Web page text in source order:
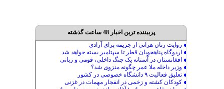
پربیننده ترین اخبار 48 ساعت گذشته